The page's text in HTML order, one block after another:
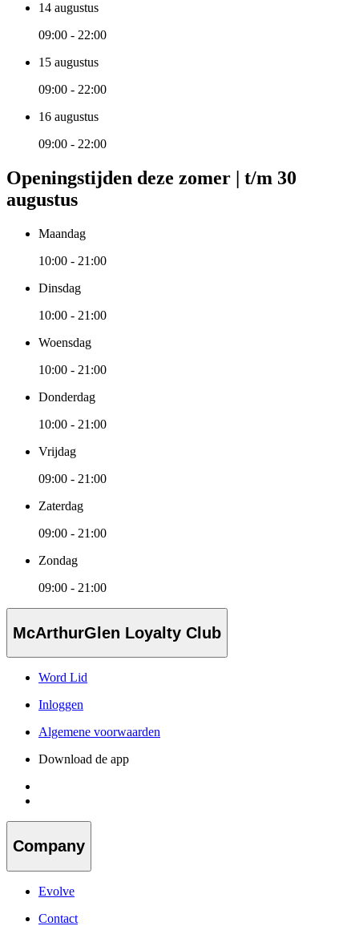
14 augustus
09:00 - 22:00
15 augustus
09:00 - 22:00
16 augustus
09:00 - 22:00
Openingstijden deze zomer | t/m 30
augustus
Maandag
10:00 - 21:00
Dinsdag
10:00 - 21:00
Woensdag
10:00 - 21:00
Donderdag
10:00 - 21:00
Vrijdag
09:00 - 21:00
Zaterdag
09:00 - 21:00
Zondag
09:00 - 21:00
McArthurGlen Loyalty Club
Word Lid
Inloggen
Algemene voorwaarden
Download de app
Company
Evolve
Contact